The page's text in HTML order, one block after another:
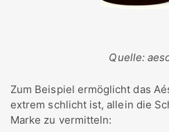
Quelle:
Zum Beispiel ermöglicht das
extrem schlicht ist, allein die
Marke zu vermitteln: